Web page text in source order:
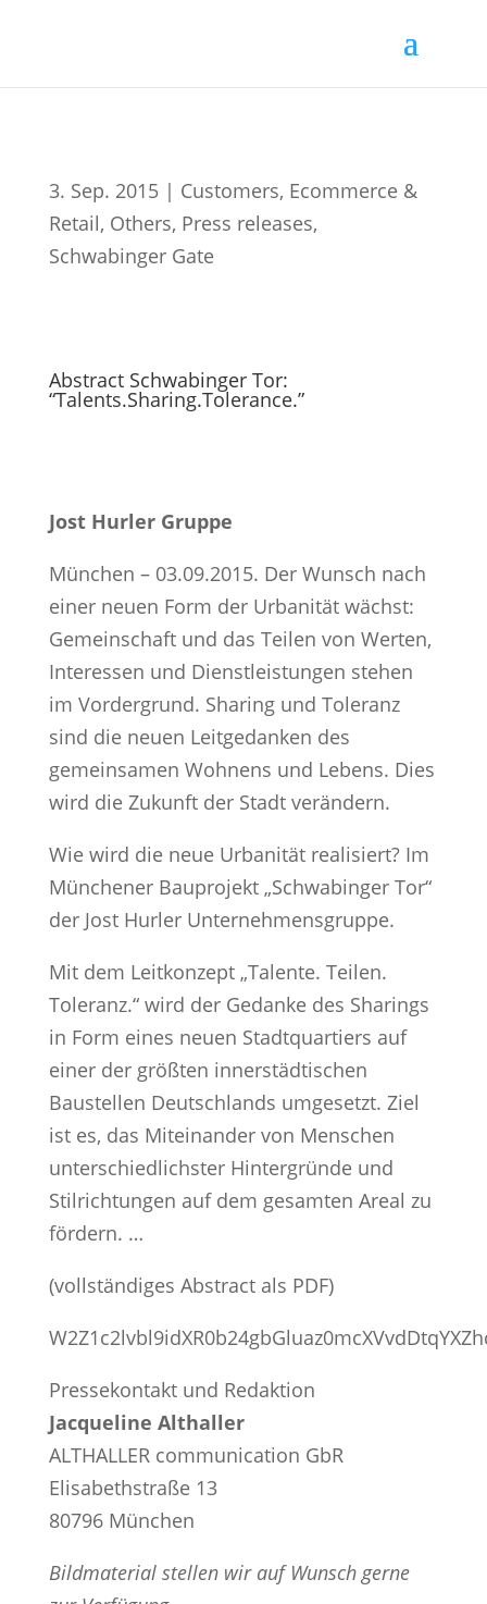
3. Sep. 2015| Customers, Ecommerce &
Retail, Others, Press releases,
Schwabinger Gate
Abstract Schwabinger Tor:
“Talents.Sharing.Tolerance.”
Jost Hurler Gruppe
München – 03.09.2015. Der Wunsch nach
einer neuen Form der Urbanität wächst:
Gemeinschaft und das Teilen von Werten,
Interessen und Dienstleistungen stehen
im Vordergrund. Sharing und Toleranz
sind die neuen Leitgedanken des
gemeinsamen Wohnens und Lebens. Dies
wird die Zukunft der Stadt verändern.
Wie wird die neue Urbanität realisiert? Im
Münchener Bauprojekt „Schwabinger Tor“
der Jost Hurler Unternehmensgruppe.
Mit dem Leitkonzept „Talente. Teilen.
Toleranz.“ wird der Gedanke des Sharings
in Form eines neuen Stadtquartiers auf
einer der größten innerstädtischen
Baustellen Deutschlands umgesetzt. Ziel
ist es, das Miteinander von Menschen
unterschiedlichster Hintergründe und
Stilrichtungen auf dem gesamten Areal zu
fördern. …
(vollständiges Abstract als PDF)
Pressekontakt und Redaktion
Jacqueline Althaller
ALTHALLER communication GbR
Elisabethstraße 13
80796 München
Bildmaterial stellen wir auf Wunsch gerne